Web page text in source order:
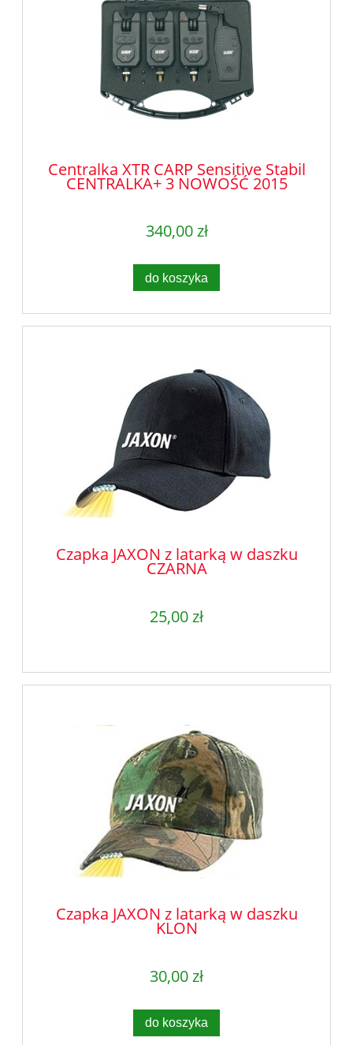
Centralka XTR CARP Sensitive Stabil
CENTRALKA+ 3 NOWOŚĆ 2015
340,00 zł
do koszyka
Czapka JAXON z latarką w daszku
CZARNA
25,00 zł
Czapka JAXON z latarką w daszku
KLON
30,00 zł
do koszyka